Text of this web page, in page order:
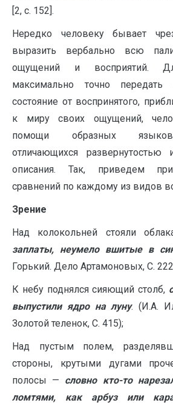
[2, c. 152].
Нередко человеку бывает
выразить вербально всю
ощущений и восприятий.
максимально точно передать
состояние от воспринятого,
к миру своих ощущений,
помощи образных
отличающихся
описания. Так, приведем
сравнений по каждому из видов
Зрение
Над колокольней стояли
заплаты, неумело вшитые в
Горький. Дело Артамоновых, С.
К небу поднялся сияющий столб,
выпустили ядро на луну. (И.А.
Золотой теленок, С. 415);
Над пустым полем,
стороны, крутыми дугами
полосы — словно кто-то
ломтями, как арбуз или